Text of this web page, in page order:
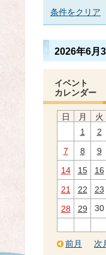
条件をクリア
2026年6月
イベント
カレンダー
日 月 火
1
2
7
8 9
14
15 16
21
22 23
28
29 30
前月 次